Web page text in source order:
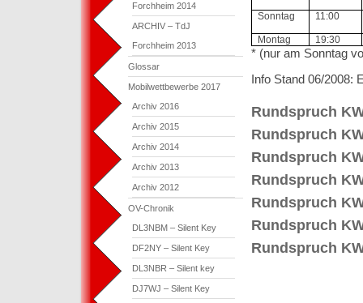
Forchheim 2014
ARCHIV – TdJ
Forchheim 2013
Glossar
Mobilwettbewerbe 2017
Archiv 2016
Archiv 2015
Archiv 2014
Archiv 2013
Archiv 2012
OV-Chronik
DL3NBM – Silent Key
DF2NY – Silent Key
DL3NBR – Silent key
DJ7WJ – Silent Key
Sonntag 11:00
Montag 19:30
* (nur am Sonntag
Info Stand 06/2008:
Rundspruch
Rundspruch
Rundspruch
Rundspruch
Rundspruch
Rundspruch
Rundspruch